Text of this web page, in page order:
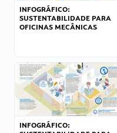
INFOGRÁFICO:
SUSTENTABILIDADE PARA
OFICINAS MECÂNICAS
INFOGRÁFICO: